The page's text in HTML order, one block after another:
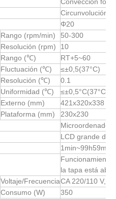
Circunvolución
Φ20
Rango (rpm/min)
50-300
Resolución (rpm)
10
Rango (℃)
RT+5~60
Fluctuación (℃)
≤±0,5(37°C)
Resolución (℃)
0.1
Uniformidad (℃)
≤±0,5°C(37°C)
Externo (mm)
421x320x338
Plataforma (mm)
230x230
Microordenador
LCD grande de
Funcionamiento
la tapa está
Voltaje/FrecuenciaCA 220/110 V,
Consumo (W)
350